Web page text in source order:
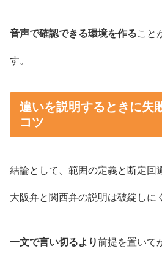
音声で確認できる環境を作ること
す。
違いを説明するときに失
コツ
結論として、範囲の定義と断定回
大阪弁と関西弁の説明は破綻しに
一文で言い切るより前提を置いて